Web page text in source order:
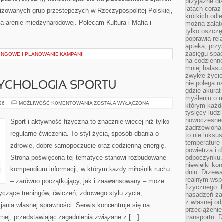
grup przestępczych w Rzeczypospolitej Polskiej,
arenie międzynarodowej. Polecam Kultura i Mafia i
I PLANOWANIE KAMPANII
SPORTU
MOŻLIWOŚĆ KOMENTOWANIA MOTYWACJA
ZOSTAŁA WYŁĄCZONA
Sport i aktywność fizyczna to znacznie więcej niż tylko
regularne ćwiczenia. To styl życia, sposób dbania o
zdrowie, dobre samopoczucie oraz codzienną energię.
Strona poświęcona tej tematyce stanowi rozbudowane
kompendium informacji, w którym każdy miłośnik ruchu
– zarówno początkujący, jak i zaawansowany – może
treningów, ćwiczeń, zdrowego stylu życia,
własnej sprawności. Serwis koncentruje się na
przedstawiając zagadnienia związane z […]
latach
krótkich
można
tylko
poprawia
apteka,
zasięgu
na
mniej
zwykłe
nie polega
gdzie
myśleniu o
którym
tysięcy
to nie
temperaturę
powietrza i
niewielki
dniu.
realnym
fizycznego.
nasadzeń
z własnej
transportu.